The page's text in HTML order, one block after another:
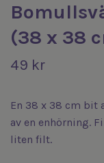
(38 x 38
49 kr
En 38 x 38 cm
av en enhörning.
liten filt.